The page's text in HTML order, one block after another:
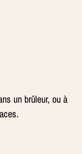
un brûleur, ou à